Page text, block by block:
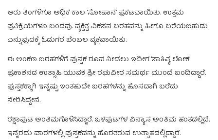
ಆರು ತಿಂಗಳಿಗೂ ಅಧಿಕ ಕಾಲ ‘ಸೋಪಾನ’ ಪ್ರಕಟವಾಯಿತು. ಉತ್ತಮ
ಪ್ರತಿಕ್ರಿಯೆಗಳೂ ಬಂದವು. ವ್ಯಕ್ತಿತ್ವ ವಿಕಸನ ಬರಹವನ್ನು ಹೀಗೂ ಬರೆಯಬಹುದು
ಎನ್ನುವುದಕ್ಕೆ ಓದುಗರ ಬೆಂಬಲ ವ್ಯಕ್ತವಾಯಿತು.
ಈ ಅಂಕಣ ಬರಹಗಳಿಗೆ ಪುಸ್ತಕ ರೂಪ ನೀಡಲು ಇದೀಗ ‘ಸಾಹಿತ್ಯ ಲೋಕ’
ಪ್ರಕಾಶನದ ಉತ್ಸಾಹಿ ಯುವಕ ಶ್ರೀ ರಘುವೀರ ಸಮರ್ಥ ಮುಂದೆ ಬಂದಿದ್ದಾರೆ.
ಪುಸ್ತಕಕ್ಕಾಗಿ ಇನ್ನಷ್ಟು ಇಂತಹುದೇ ಬರಹಗಳನ್ನು ಹೊಸದಾಗಿ ಬರೆದು
ಸೇರಿಸಿದ್ದೇನೆ.
ರಕ್ಷಾಪುಟ ಅಂತಿಮಗೊಳಿಸಿದ್ದಾರೆ. ಒಳಪುಟಗಳ ವಿನ್ಯಾಸ ಅಂತಿಮ ಹಂತದಲ್ಲಿದೆ.
ಇನ್ನೆರಡು ವಾರಗಳಲ್ಲಿ ಪುಸ್ತಕವನ್ನು ಹೊರತರುವ ಉತ್ಸಾಹದಲ್ಲಿದ್ದಾರೆ.